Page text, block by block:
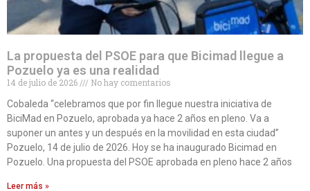
La propuesta del PSOE para que Bicimad llegue a
Pozuelo ya es una realidad
14 de julio de 2026
No hay comentarios
Cobaleda “celebramos que por fin llegue nuestra iniciativa de
BiciMad en Pozuelo, aprobada ya hace 2 años en pleno. Va a
suponer un antes y un después en la movilidad en esta ciudad”
Pozuelo, 14 de julio de 2026. Hoy se ha inaugurado Bicimad en
Pozuelo. Una propuesta del PSOE aprobada en pleno hace 2 años
Leer más »